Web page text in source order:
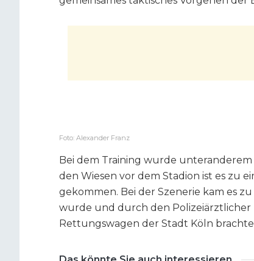
Foto: Alexander Franz
Bei dem Training wurde
den Wiesen vor dem Stadion ist es zu
gekommen. Bei der Szenerie kam es
wurde und durch den Polizeiärztlicher
Rettungswagen der Stadt Köln